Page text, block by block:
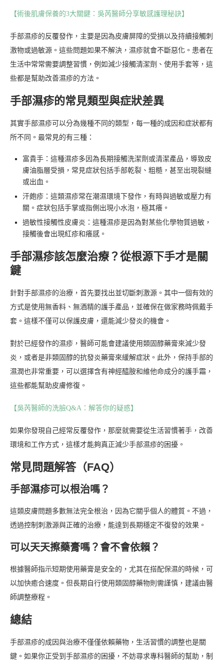
【術後肌膚保養的3大關鍵：吳芮醫師分享敏感護理秘訣】
手部濕疹的反覆發作，主要是因為皮膚屏障的受損以及持續接觸刺
激物或過敏源。這些問題如果不解決，濕疹就會不斷惡化。患者在
生活中常常需要調整習慣，例如減少接觸清潔劑、使用手套等，這
些都是幫助改善濕疹的方法。
手部濕疹的常見類型與症狀差異
其實手部濕疹可以分為幾種不同的類型，每一種的成因和症狀都有
所不同。最常見的有三種：
富貴手：這種濕疹多因為長期接觸洗潔劑或清潔產品，導致皮
膚油脂層受損，常見症狀包括手部乾裂、粗糙，甚至出現裂縫
或出血。
汗皰疹：這類濕疹常在潮濕環境下發作，有時與過敏或壓力有
關。症狀包括手掌或指側出現小水泡，極其癢。
過敏性接觸性皮膚炎：這種濕疹是因為對某些化學物質過敏，
接觸後會出現紅疹和癢感。
手部濕疹該怎麼治療？從根源下手才是關
鍵
針對手部濕疹的治療，首先要找出並切斷刺激源。其中一個有效的
方式是使用無香料、無酒精的護手產品，並確保在做家務時佩戴手
套。這樣不僅可以保護皮膚，還能減少發炎的機會。
對於已經發作的濕疹，醫師可能會建議使用類固醇藥膏來減少發
炎，或者是非類固醇的抗發炎藥膏來緩解症狀。此外，保持手部的
濕潤也非常重要，可以選擇含有神經醯胺和維他命成分的護手霜，
這些都能幫助皮膚修復。
【吳芮醫師的洗臉Q&A：解答你的疑惑】
如果你發現自己經常反覆發作，那麼就需要從生活習慣著手，改善
環境和工作方式，這樣才能夠真正減少手部濕疹的困擾。
常見問題解答（FAQ）
手部濕疹可以根治嗎？
這類皮膚問題多數無法完全根治，因為它關乎個人的體質。不過，
透過控制刺激源與正確的治療，能達到長期穩定不復發的效果。
可以天天擦藥膏嗎？會不會依賴？
根據醫師指示短期使用藥膏是安全的，尤其在搭配保濕的時候，可
以加快癒合速度。但長期自行使用類固醇藥物則需謹慎，建議由醫
師調整療程。
總結
手部濕疹的成因與治療不僅僅依賴藥物，生活習慣的調整也是關
鍵。如果你正受到手部濕疹的困擾，不妨尋求專科醫師的幫助，制